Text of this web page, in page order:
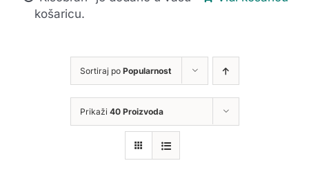
košaricu.
Sortiraj po Popularnost
Prikaži 40 Proizvoda